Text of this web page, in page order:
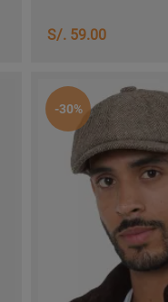
S/. 59.00
-30%